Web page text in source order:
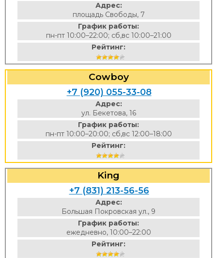
Адрес:
площадь Свободы, 7
График работы:
пн-пт 10:00–22:00; сб,вс 10:00–21:00
Рейтинг:
Cowboy
+7 (920) 055-33-08
Адрес:
ул. Бекетова, 16
График работы:
пн-пт 10:00–20:00; сб,вс 12:00–18:00
Рейтинг:
King
+7 (831) 213-56-56
Адрес:
Большая Покровская ул., 9
График работы:
ежедневно, 10:00–22:00
Рейтинг: